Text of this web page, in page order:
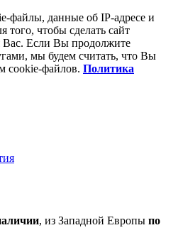
файлы, данные об IP-адресе и
чтобы сделать сайт
Вас. Если Вы продолжите
мы будем считать, что Вы
cookie-файлов. Политика
, из Западной Европы по